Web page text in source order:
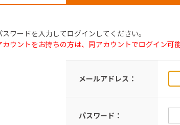
ワードを入力してログインしてください。
ウントをお持ちの方は、同アカウントでログイン可能
メールアドレス：
パスワード：